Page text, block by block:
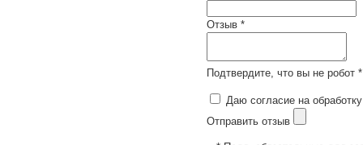
Отзыв *
Подтвердите, что вы не робот *
Даю согласие на
Отправить отзыв